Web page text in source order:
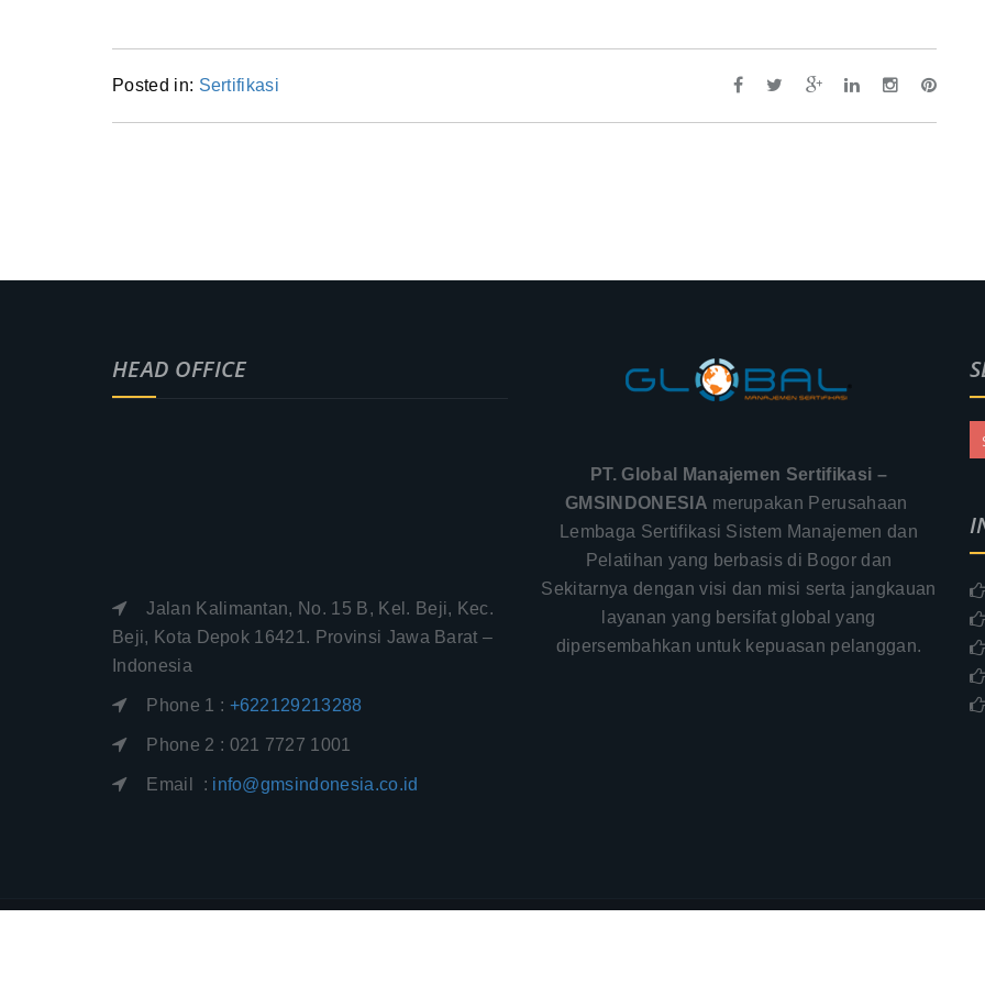
Posted in: Sertifikasi
HEAD OFFICE
Jalan Kalimantan, No. 15 B, Kel. Beji, Kec.
Beji, Kota Depok 16421. Provinsi Jawa Barat –
Indonesia
Phone 1 : +622129213288
Phone 2 : 021 7727 1001
Email : info@gmsindonesia.co.id
PT. Global Manajemen Sertifikasi –
GMSINDONESIA merupakan Perusahaan
Lembaga Sertifikasi Sistem Manajemen dan
Pelatihan yang berbasis di Bogor dan
Sekitarnya dengan visi dan misi serta jangkauan
layanan yang bersifat global yang
dipersembahkan untuk kepuasan pelanggan.